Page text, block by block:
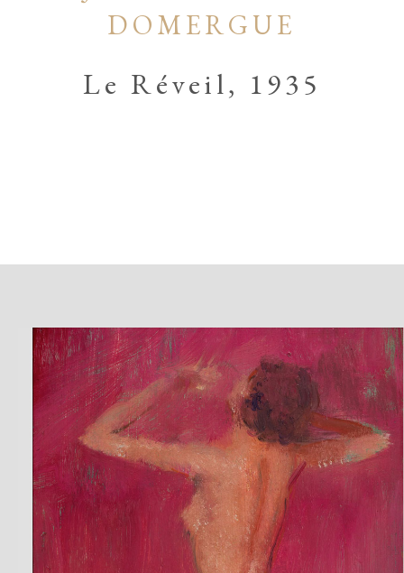
DOMERGUE
Le Réveil, 1935